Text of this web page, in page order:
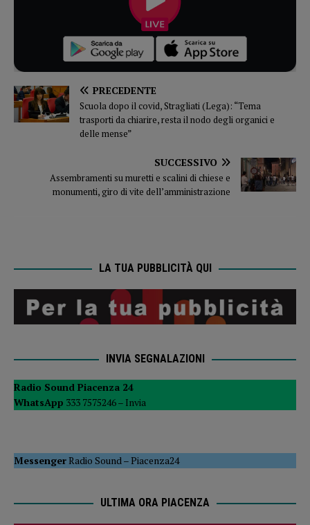
PRECEDENTE
Scuola dopo il covid, Stragliati (Lega): “Tema
trasporti da chiarire, resta il nodo degli organici e
delle mense”
SUCCESSIVO
Assembramenti su muretti e scalini di chiese e
monumenti, giro di vite dell’amministrazione
LA TUA PUBBLICITÀ QUI
INVIA SEGNALAZIONI
Radio Sound Piacenza 24
WhatsApp 333 7575246 – Invia
MessengerRadio Sound –Piacenza24
ULTIMA ORA PIACENZA